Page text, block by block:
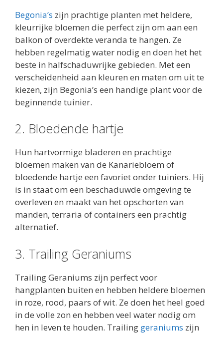
Begonia’s zijn prachtige planten met heldere,
kleurrijke bloemen die perfect zijn om aan een
balkon of overdekte veranda te hangen. Ze
hebben regelmatig water nodig en doen het het
beste in halfschaduwrijke gebieden. Met een
verscheidenheid aan kleuren en maten om uit te
kiezen, zijn Begonia’s een handige plant voor de
beginnende tuinier.
2. Bloedende hartje
Hun hartvormige bladeren en prachtige
bloemen maken van de Kanariebloem of
bloedende hartje een favoriet onder tuiniers. Hij
is in staat om een ​​beschaduwde omgeving te
overleven en maakt van het opschorten van
manden, terraria of containers een prachtig
alternatief.
3. Trailing Geraniums
Trailing Geraniums zijn perfect voor
hangplanten buiten en hebben heldere bloemen
in roze, rood, paars of wit. Ze doen het heel goed
in de volle zon en hebben veel water nodig om
hen in leven te houden. Trailing geraniums zijn